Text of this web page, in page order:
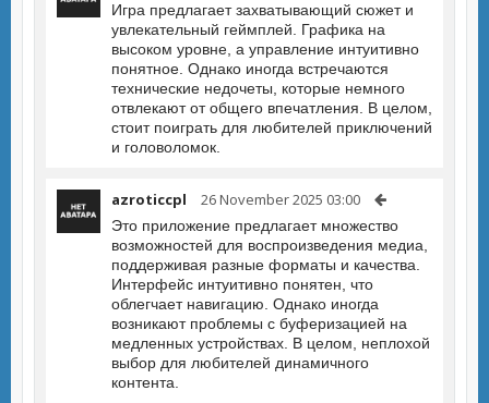
Игра предлагает захватывающий сюжет и
увлекательный геймплей. Графика на
высоком уровне, а управление интуитивно
понятное. Однако иногда встречаются
технические недочеты, которые немного
отвлекают от общего впечатления. В целом,
стоит поиграть для любителей приключений
и головоломок.
azroticcpl 26 November 2025 03:00
Это приложение предлагает множество
возможностей для воспроизведения медиа,
поддерживая разные форматы и качества.
Интерфейс интуитивно понятен, что
облегчает навигацию. Однако иногда
возникают проблемы с буферизацией на
медленных устройствах. В целом, неплохой
выбор для любителей динамичного
контента.